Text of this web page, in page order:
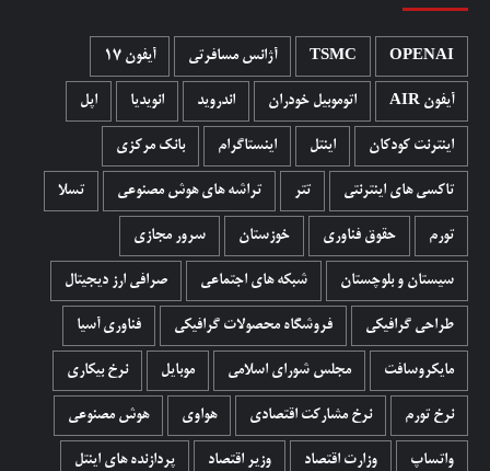
OPENAI
TSMC آژانس مسافرتی آیفون 17
آیفون AIR اتوموبیل خودران اندروید انویدیا اپل
اینترنت کودکان اینتل اینستاگرام بانک مرکزی
تاکسی های اینترنتی تتر تراشه های هوش مصنوعی تسلا
تورم حقوق فناوری خوزستان سرور مجازی
سیستان و بلوچستان شبکه های اجتماعی صرافی ارز دیجیتال
طراحی گرافیکی فروشگاه محصولات گرافيکی فناوری آسیا
مایکروسافت مجلس شورای اسلامی موبایل نرخ بیکاری
نرخ تورم نرخ مشارکت اقتصادی هواوی هوش مصنوعی
واتساپ وزارت اقتصاد وزیر اقتصاد پردازنده های اینتل